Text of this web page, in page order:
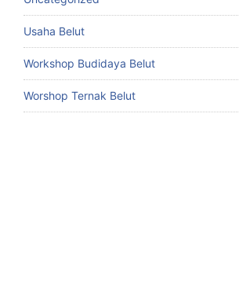
Usaha Belut
Workshop Budidaya Belut
Worshop Ternak Belut